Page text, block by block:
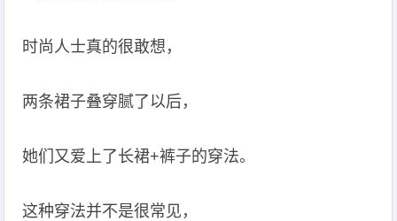
时尚人士真的很敢想，
两条裙子叠穿腻了以后，
她们又爱上了长裙+裤子的穿法。
这种穿法并不是很常见，